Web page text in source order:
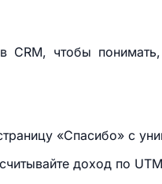
CRM, чтобы
«Спасибо» с
доход по